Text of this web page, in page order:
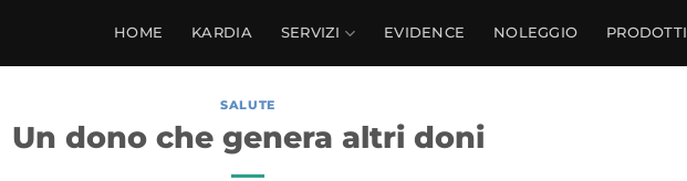
HOME KARDIA SERVIZI EVIDENCE NOLEGGIO PRODOTTI
SALUTE
Un dono che genera altri doni